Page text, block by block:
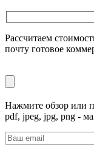
Рассчитаем
почту готовое
Нажмите обзор или
pdf, jpeg, jpg, png -